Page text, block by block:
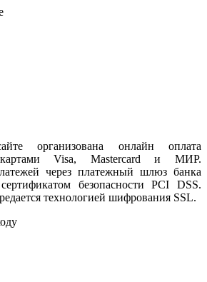
организована онлайн оплата
картами Visa, Mastercard и МИР.
через платежный шлюз банка
безопасности PCI DSS.
технологией шифрования SSL.